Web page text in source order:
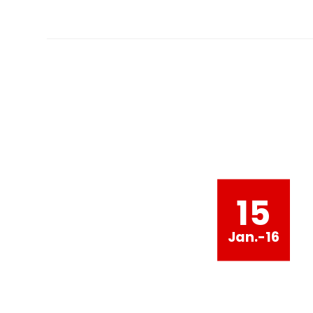
15
Jan.-16